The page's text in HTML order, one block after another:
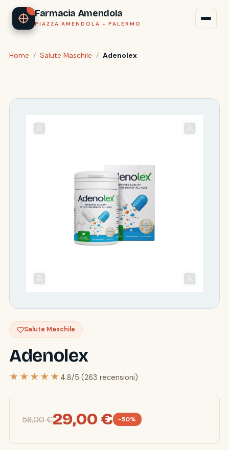
Farmacia Amendola
PIAZZA AMENDOLA - PALERMO
Home / Salute Maschile / Adenolex
Salute Maschile
Adenolex
★★★★★ 4.8/5 (263 recensioni)
58,00 €29,00 € -50%